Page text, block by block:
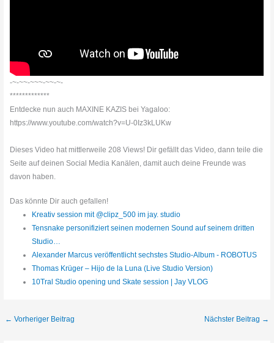
-~-~~-~~~-~~-~-
*************
Entdecke nun auch MAXINE KAZIS bei Yagaloo:
https://www.youtube.com/watch?v=U-0Iz3kLUKw
Dieses Video hat mittlerweile 208 Views! Dir gefällt das Video, dann teile die
Seite auf deinen Social Media Kanälen, damit auch deine Freunde was
davon haben.
Das könnte Dir auch gefallen!
Kreativ session mit @clipz_500 im jay. studio
Tensnake personifiziert seinen modernen Sound auf seinem dritten
Studio…
Alexander Marcus veröffentlicht sechstes Studio-Album - ROBOTUS
Thomas Krüger – Hijo de la Luna (Live Studio Version)
10Tral Studio opening und Skate session | Jay VLOG
← Vorheriger Beitrag Nächster Beitrag →